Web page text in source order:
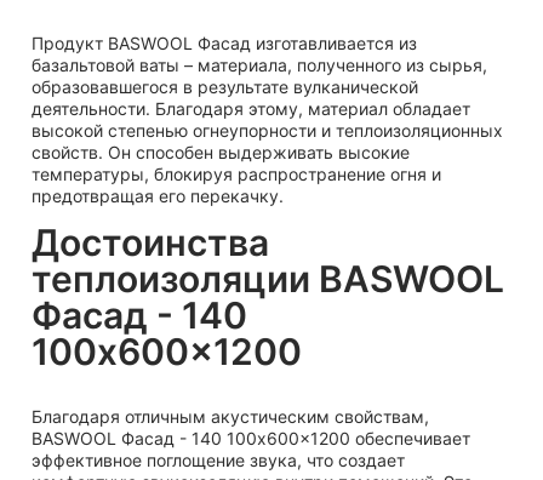
Продукт BASWOOL Фасад изготавливается из
базальтовой ваты – материала, полученного из сырья,
образовавшегося в результате вулканической
деятельности. Благодаря этому, материал обладает
высокой степенью огнеупорности и теплоизоляционных
свойств. Он способен выдерживать высокие
температуры, блокируя распространение огня и
предотвращая его перекачку.
Достоинства
теплоизоляции BASWOOL
Фасад - 140
100x600x1200
Благодаря отличным акустическим свойствам,
BASWOOL Фасад - 140 100x600x1200 обеспечивает
эффективное поглощение звука, что создает